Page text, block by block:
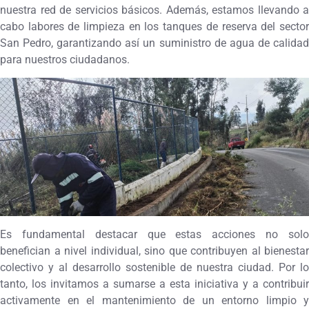
nuestra red de servicios básicos. Además, estamos llevando a
cabo labores de limpieza en los tanques de reserva del sector
San Pedro, garantizando así un suministro de agua de calidad
para nuestros ciudadanos.
Es fundamental destacar que estas acciones no solo
benefician a nivel individual, sino que contribuyen al bienestar
colectivo y al desarrollo sostenible de nuestra ciudad. Por lo
tanto, los invitamos a sumarse a esta iniciativa y a contribuir
activamente en el mantenimiento de un entorno limpio y